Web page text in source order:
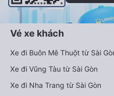
Vé xe khách
Xe đi Buôn Mê Thuột từ Sài
Xe đi Vũng Tàu từ Sài Gòn
Xe đi Nha Trang từ Sài Gòn